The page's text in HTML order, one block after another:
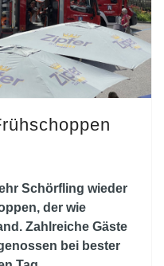
Schörfling wieder
der wie
Zahlreiche Gäste
bei bester